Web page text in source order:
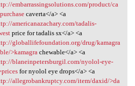
embarrassingsolutions.com/product/ca
caverta</a> <a
americanazachary.com/tadalis-
price for tadalis sx</a> <a
globallifefoundation.org/drug/kamagra
>kamagrachewable</a> <a
blaneinpetersburgil.com/nyolol-eye-
for nyolol eye drops</a> <a
allegrobankruptcy.com/item/daxid/>da